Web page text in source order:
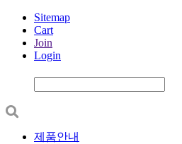
Sitemap
Cart
Join
Login
제품안내